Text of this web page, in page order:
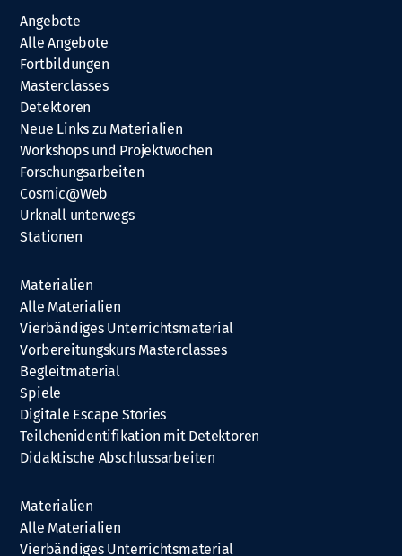
Angebote
Alle Angebote
Fortbildungen
Masterclasses
Detektoren
Neue Links zu Materialien
Workshops und Projektwochen
Forschungsarbeiten
Cosmic@Web
Urknall unterwegs
Stationen
Materialien
Alle Materialien
Vierbändiges Unterrichtsmaterial
Vorbereitungskurs Masterclasses
Begleitmaterial
Spiele
Digitale Escape Stories
Teilchenidentifikation mit Detektoren
Didaktische Abschlussarbeiten
Materialien
Alle Materialien
Vierbändiges Unterrichtsmaterial